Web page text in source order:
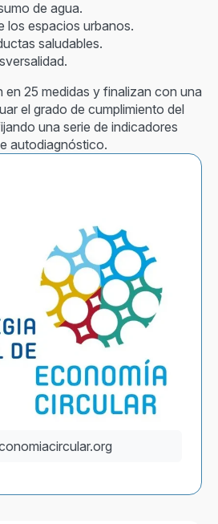
de agua.
los espacios urbanos.
saludables.
en 25 medidas y finalizan con una
el grado de cumplimiento del
una serie de indicadores
autodiagnóstico.